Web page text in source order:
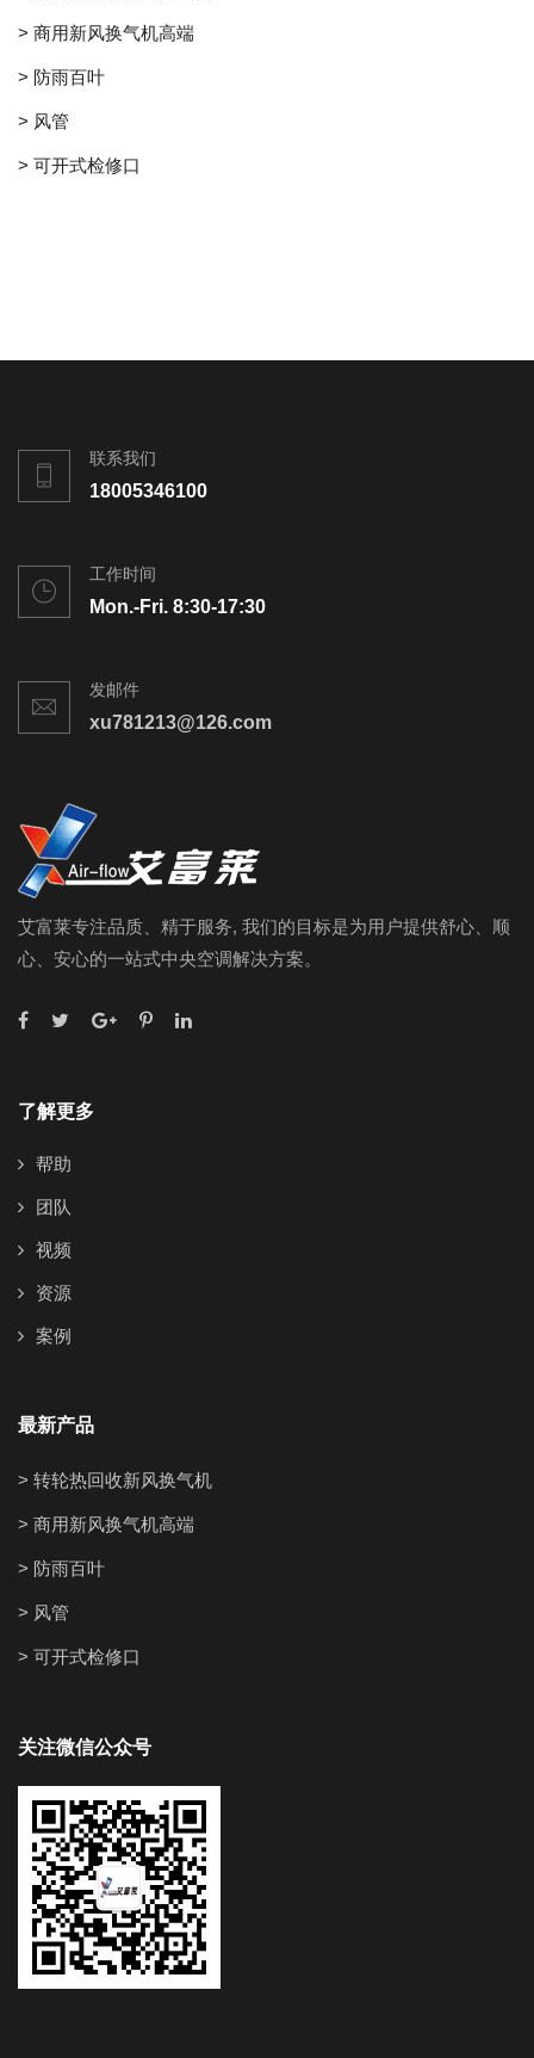
> 商用新风换气机高端
> 防雨百叶
> 风管
> 可开式检修口
联系我们
18005346100
工作时间
Mon.-Fri. 8:30-17:30
发邮件
xu781213@126.com
艾富莱专注品质、精于服务, 我们的目标是为用户提供舒心、顺
心、安心的一站式中央空调解决方案。
了解更多
帮助
团队
视频
资源
案例
最新产品
> 转轮热回收新风换气机
> 商用新风换气机高端
> 防雨百叶
> 风管
> 可开式检修口
关注微信公众号